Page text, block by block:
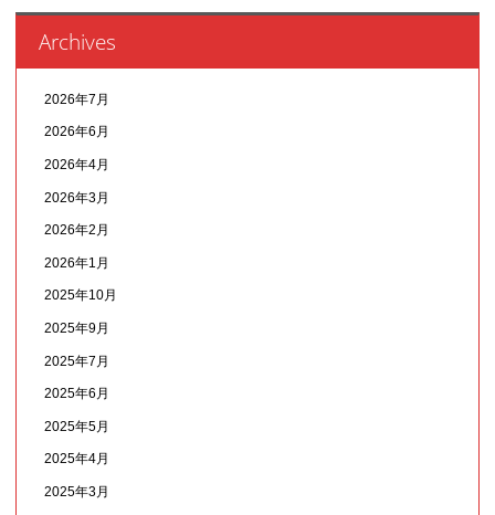
Archives
2026年7月
2026年6月
2026年4月
2026年3月
2026年2月
2026年1月
2025年10月
2025年9月
2025年7月
2025年6月
2025年5月
2025年4月
2025年3月